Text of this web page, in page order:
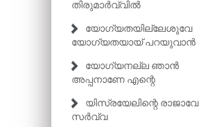
തിരുമാർവ്വിൽ
യോഗ്യതയില്ലേശുവേ
യോഗ്യതയായ് പറയുവാൻ
യോഗ്യനല്ല ഞാൻ
അപ്പനാണേ എന്റെ
യിസ്രയേലിന്റെ രാജാവേ
സർവ്വ